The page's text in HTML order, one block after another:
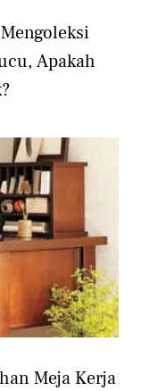
Apakah
Meja Kerja